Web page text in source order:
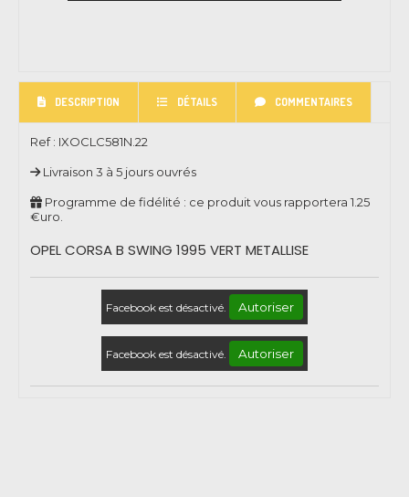
DESCRIPTION DÉTAILS COMMENTAIRES
Ref : IXOCLC581N.22
Livraison 3 à 5 jours ouvrés
Programme de fidélité : ce produit vous rapportera 1.25
€uro.
OPEL CORSA B SWING 1995 VERT METALLISE
Facebook est désactivé. Autoriser
Facebook est désactivé. Autoriser